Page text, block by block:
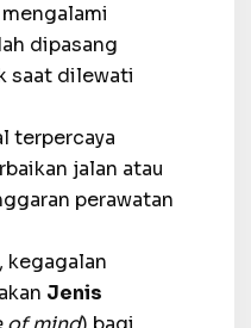
dipasang
saat dilewati
terpercaya
jalan atau
perawatan
kegagalan
Jenis